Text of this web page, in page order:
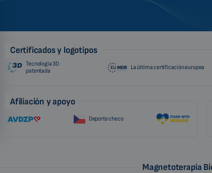
Certificados y logotipos
Tecnología 3D
patentada
La última certificación europea
Afiliación y apoyo
Deporte checo
Magnetoterapia